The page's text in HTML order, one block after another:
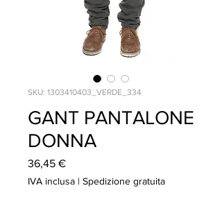
SKU: 1303410403_VERDE_334
GANT PANTALONE
DONNA
36,45 €Prezzo
IVA inclusa | Spedizione gratuita